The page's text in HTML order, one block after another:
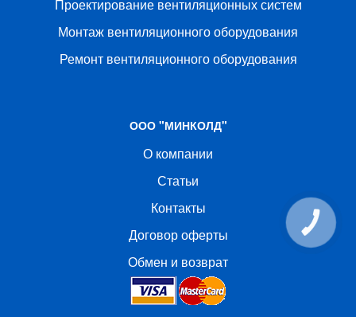
Проектирование вентиляционных систем
Монтаж вентиляционного оборудования
Ремонт вентиляционного оборудования
ООО "МИНКОЛД"
О компании
Статьи
Контакты
Договор оферты
Обмен и возврат
КНОПКА
СВЯЗИ